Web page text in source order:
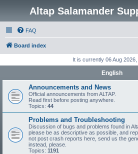
Altap Salamander
FAQ
Board index
It is currently 06 Aug 2026,
English
Announcements and News
Official announcements from ALTAP.
Read first before posting anywhere.
Topics: 44
Problems and Troubleshooting
Discussion of bugs and problems found in
please be as descriptive as possible, and
not post crash reports here, send us the
instead, please.
Topics: 1191